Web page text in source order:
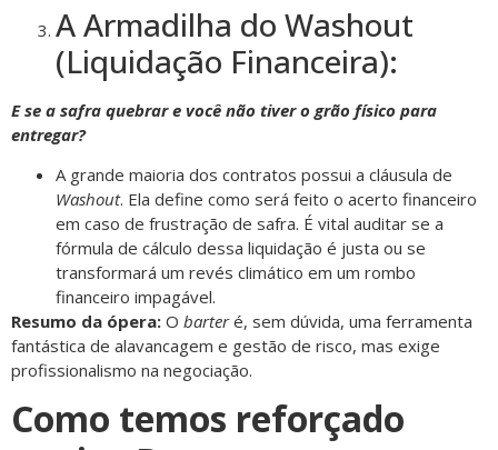
A Armadilha do Washout
(Liquidação Financeira):
E se a safra quebrar e você não tiver o grão físico para
entregar?
A grande maioria dos contratos possui a cláusula de
Washout. Ela define como será feito o acerto financeiro
em caso de frustração de safra. É vital auditar se a
fórmula de cálculo dessa liquidação é justa ou se
transformará um revés climático em um rombo
financeiro impagável.
Resumo da ópera: O barteré, sem dúvida, uma ferramenta
fantástica de alavancagem e gestão de risco, mas exige
profissionalismo na negociação.
Como temos reforçado